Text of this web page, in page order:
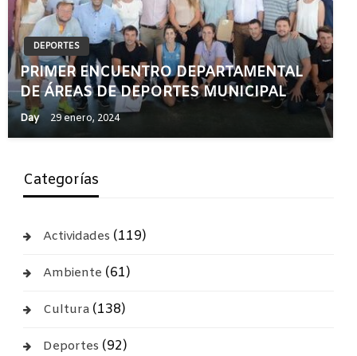
DEPORTES
PRIMER ENCUENTRO DEPARTAMENTAL
DE ÁREAS DE DEPORTES MUNICIPAL
Day 29 enero, 2024
Categorías
Actividades (119)
Ambiente (61)
Cultura(138)
Deportes (92)